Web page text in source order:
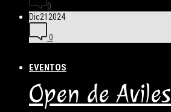
EVENTOS
0
Dic212024
0
Open de Aviles